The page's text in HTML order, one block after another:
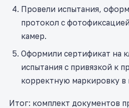
Провели испытания,
протокол с
камер.
Оформили сертификат на
испытания с привязкой к
корректную маркировку в
Итог: комплект документов